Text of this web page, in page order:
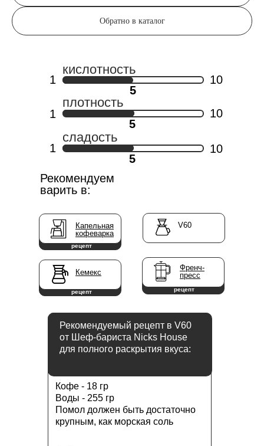
Обратно в каталог
кислотность
плотность
сладость
Капельная
кофеварка
Кемекс
V60
LET'S GO!
Френч-
пресс
Рекомендуем
варить в:
рецепт
рецепт рецепт
Рекомендуемый рецепт в V60
от Шеф-бариста Nicks House
для полного раскрытия вкуса:
Кофе - 18 гр
Воды - 255 гр
Помол должен быть достаточно
крупным, как морская соль
10
1
1 10
1 10
5
5
5